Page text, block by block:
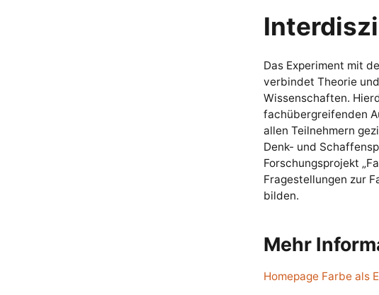
Das Experiment mit
verbindet Theorie
Wissenschaften.
fachübergreifenden
allen Teilnehmern
Denk- und
Forschungsprojekt
Fragestellungen zur
bilden.
Mehr
Homepage Farbe als